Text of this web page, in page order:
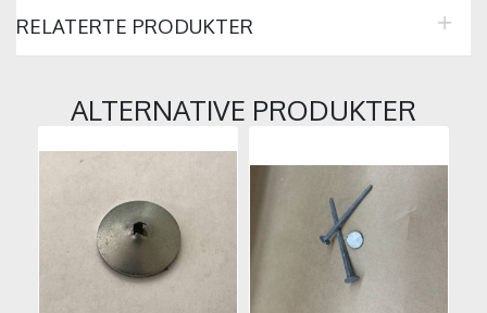
RELATERTE PRODUKTER
ALTERNATIVE PRODUKTER